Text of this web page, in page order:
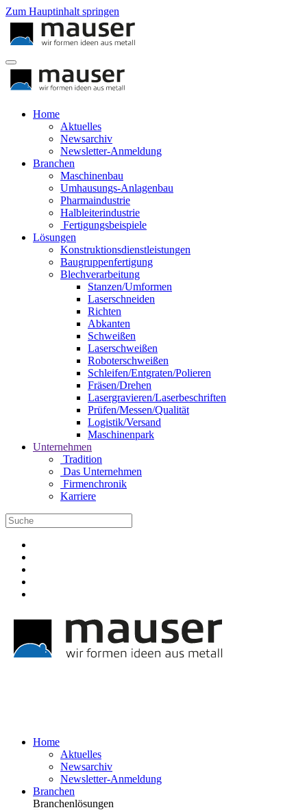
Zum Hauptinhalt springen
Home
Aktuelles
Newsarchiv
Newsletter-Anmeldung
Branchen
Maschinenbau
Umhausungs-Anlagenbau
Pharmaindustrie
Halbleiterindustrie
Fertigungsbeispiele
Lösungen
Konstruktionsdienstleistungen
Baugruppenfertigung
Blechverarbeitung
Stanzen/Umformen
Laserschneiden
Richten
Abkanten
Schweißen
Laserschweißen
Roboterschweißen
Schleifen/Entgraten/Polieren
Fräsen/Drehen
Lasergravieren/Laserbeschriften
Prüfen/Messen/Qualität
Logistik/Versand
Maschinenpark
Unternehmen
Tradition
Das Unternehmen
Firmenchronik
Karriere
Home
Aktuelles
Newsarchiv
Newsletter-Anmeldung
Branchen
Branchenlösungen